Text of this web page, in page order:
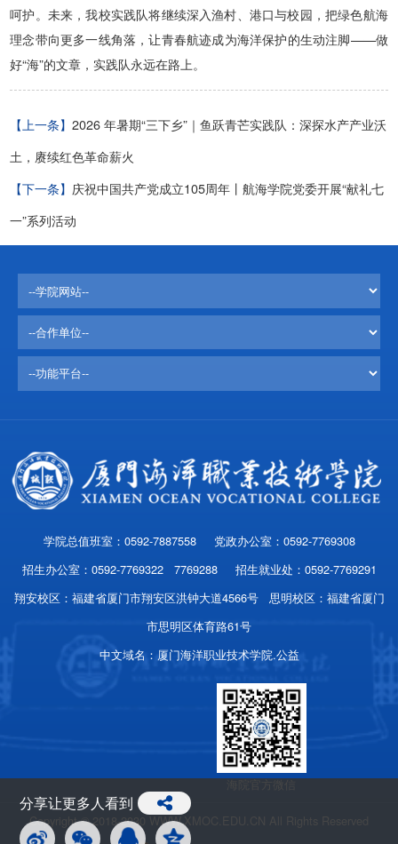
分享让更多人看到
呵护。未来，我校实践队将继续深入渔村、港口与校园，把绿色航海
理念带向更多一线角落，让青春航迹成为海洋保护的生动注脚——做
好“海”的文章，实践队永远在路上。
【上一条】2026 年暑期“三下乡”｜鱼跃青芒实践队：深探水产产业沃
土，赓续红色革命薪火
【下一条】 庆祝中国共产党成立105周年丨航海学院党委开展“献礼七
一”系列活动
学院总值班室：0592-7887558 党政办公室：0592-7769308
招生办公室：0592-7769322 7769288 招生就业处：0592-7769291
翔安校区：福建省厦门市翔安区洪钟大道4566号 思明校区：福建省厦门
市思明区体育路61号
中文域名：厦门海洋职业技术学院.公益
海院官方微信
Copyright © 2018-2030 WWW.XMOC.EDU.CN All Rights Reserved